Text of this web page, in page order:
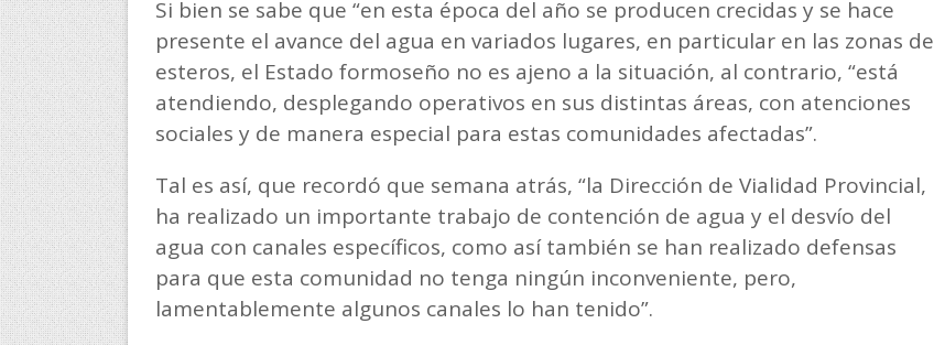
Si bien se sabe que “en esta época del año se producen crecidas y se hace
presente el avance del agua en variados lugares, en particular en las zonas de
esteros, el Estado formoseño no es ajeno a la situación, al contrario, “está
atendiendo, desplegando operativos en sus distintas áreas, con atenciones
sociales y de manera especial para estas comunidades afectadas”.
Tal es así, que recordó que semana atrás, “la Dirección de Vialidad Provincial,
ha realizado un importante trabajo de contención de agua y el desvío del
agua con canales específicos, como así también se han realizado defensas
para que esta comunidad no tenga ningún inconveniente, pero,
lamentablemente algunos canales lo han tenido”.